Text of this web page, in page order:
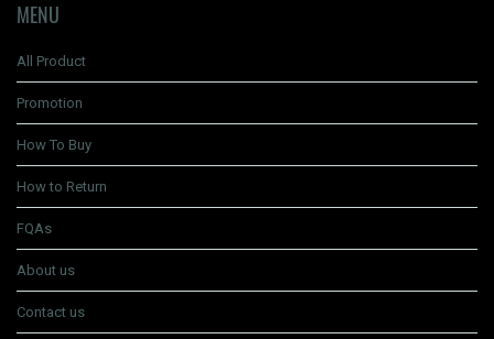
MENU
All Product
Promotion
How To Buy
How to Return
FQAs
About us
Contact us